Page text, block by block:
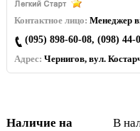
Контактное лицо: Менеджер
(095) 898-60-08, (098) 44-
Адрес: Чернигов, вул.
Наличие на
В